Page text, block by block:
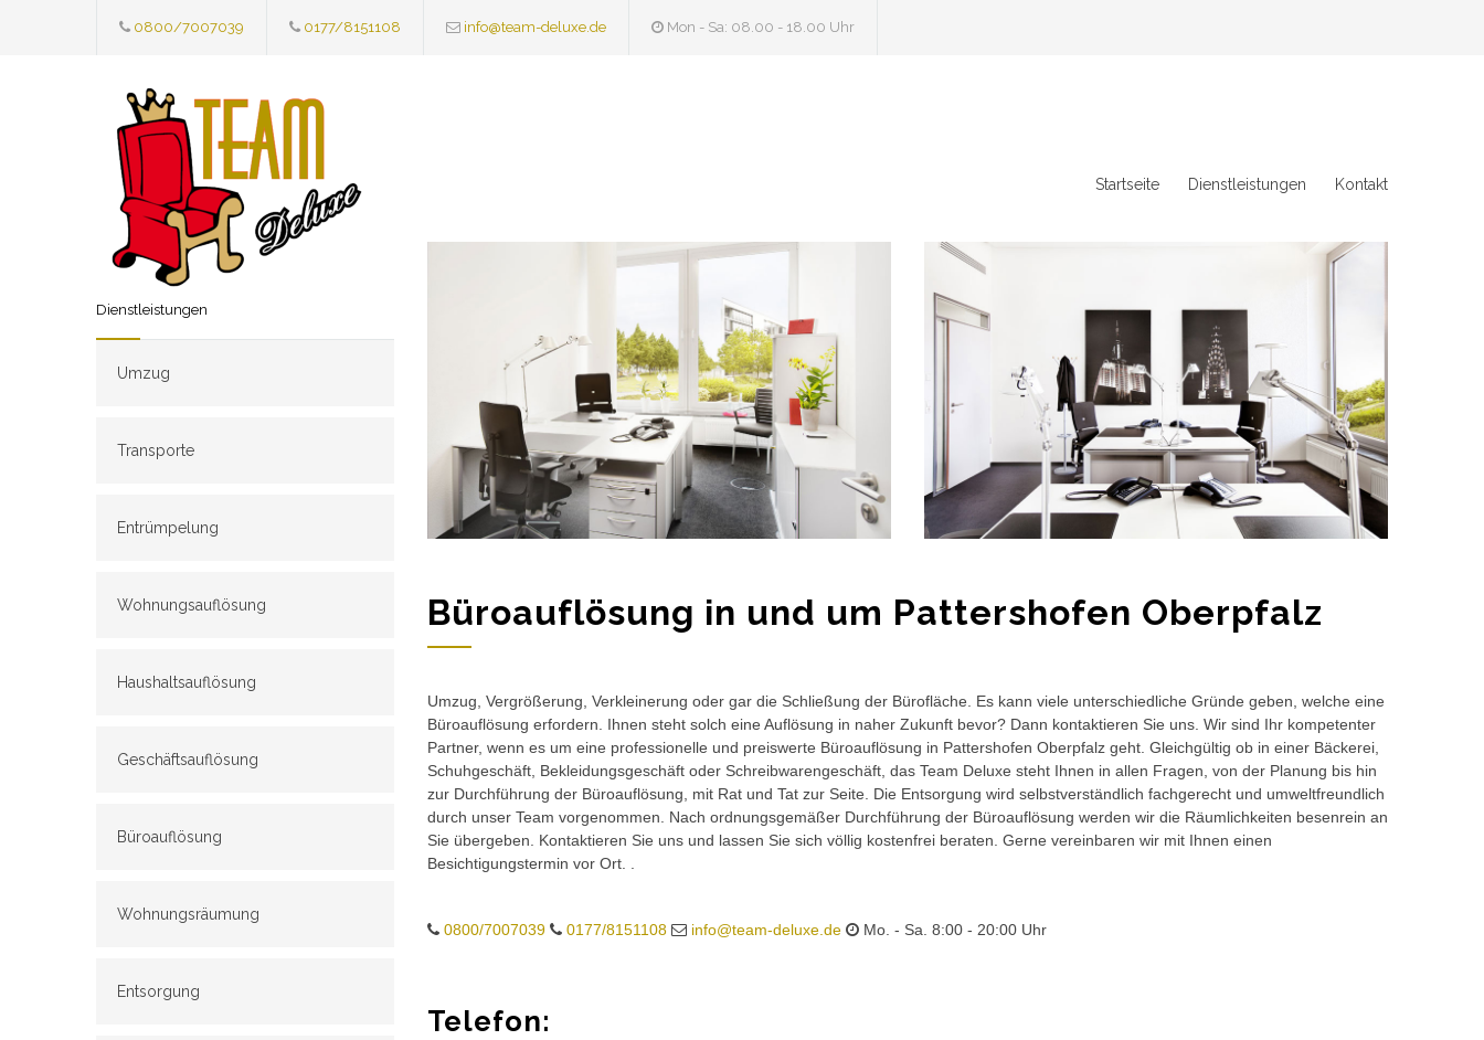
0800/7007039 0177/8151108 info@team-deluxe.de Mon - Sa: 08.00 - 18.00 Uhr
Startseite Dienstleistungen Kontakt
Dienstleistungen
Umzug
Transporte
Entrümpelung
Wohnungsauflösung
Haushaltsauflösung
Geschäftsauflösung
Büroauflösung
Wohnungsräumung
Entsorgung
Büroauflösung in und um Pattershofen Oberpfalz
Umzug, Vergrößerung, Verkleinerung oder gar die Schließung der Bürofläche. Es kann viele unterschiedliche Gründe geben, welche eine
Büroauflösung erfordern. Ihnen steht solch eine Auflösung in naher Zukunft bevor? Dann kontaktieren Sie uns. Wir sind Ihr kompetenter
Partner, wenn es um eine professionelle und preiswerte Büroauflösung in Pattershofen Oberpfalz geht. Gleichgültig ob in einer Bäckerei,
Schuhgeschäft, Bekleidungsgeschäft oder Schreibwarengeschäft, das Team Deluxe steht Ihnen in allen Fragen, von der Planung bis hin
zur Durchführung der Büroauflösung, mit Rat und Tat zur Seite. Die Entsorgung wird selbstverständlich fachgerecht und umweltfreundlich
durch unser Team vorgenommen. Nach ordnungsgemäßer Durchführung der Büroauflösung werden wir die Räumlichkeiten besenrein an
Sie übergeben. Kontaktieren Sie uns und lassen Sie sich völlig kostenfrei beraten. Gerne vereinbaren wir mit Ihnen einen
Besichtigungstermin vor Ort. .
0800/7007039 0177/8151108 info@team-deluxe.de Mo. - Sa. 8:00 - 20:00 Uhr
Telefon: